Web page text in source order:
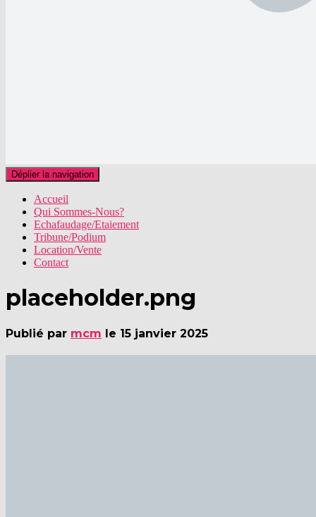
Déplier la navigation
Accueil
Qui Sommes-Nous?
Echafaudage/Etaiement
Tribune/Podium
Location/Vente
Contact
placeholder.png
Publié par mcm le 15 janvier 2025